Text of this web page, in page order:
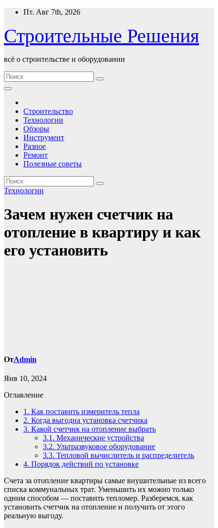
Перейти
содержимому
Пт. Авг 7th, 2026
Строительные Решения
всё о строительстве и оборудовании
Строительство
Технологии
Обзоры
Инструмент
Разное
Ремонт
Полезные советы
Технологии
Зачем нужен счетчик на
отопление в квартиру и как
его установить
ОтAdmin
Янв 10, 2024
Оглавление
1. Как поставить измеритель тепла
2. Когда выгодна установка счетчика
3. Какой счетчик на отопление выбрать
3.1. Механические устройства
3.2. Ультразвуковое оборудование
3.3. Тепловой вычислитель и распределитель
4. Порядок действий по установке
Счета за отопление квартиры самые внушительные из всего
списка коммунальных трат. Уменьшить их можно только
одним способом — поставить тепломер. Разберемся, как
установить счетчик на отопление и получить от этого
реальную выгоду.